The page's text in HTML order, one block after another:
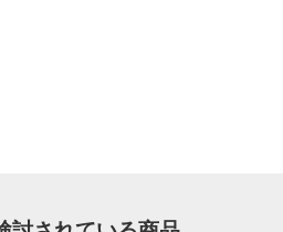
（イ）グレージュ系
・高さ18・持ち手高さ12・ショ
可・取り外し可）